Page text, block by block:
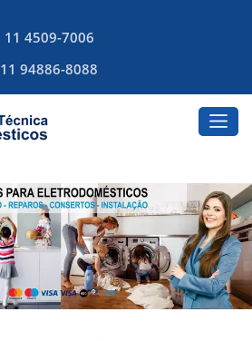
11 4509-7006
11 94886-8088